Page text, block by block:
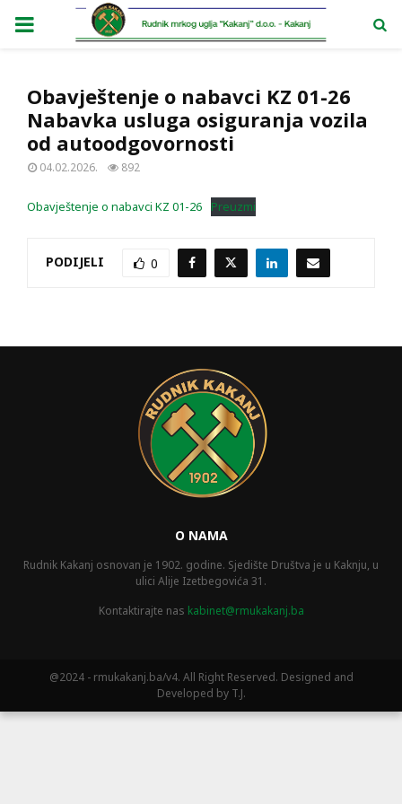
PRIMARY
Obavještenje o nabavci KZ 01-26
Nabavka usluga osiguranja vozila
od autoodgovornosti
04.02.2026. 892
Obavještenje o nabavci KZ 01-26 Preuzmi
PODIJELI 0
O NAMA
Rudnik Kakanj osnovan je 1902. godine. Sjedište Društva je u Kaknju, u
ulici Alije Izetbegovića 31.
Kontaktirajte nas kabinet@rmukakanj.ba
@2024 - rmukakanj.ba/v4. All Right Reserved. Designed and
Developed by T.J.